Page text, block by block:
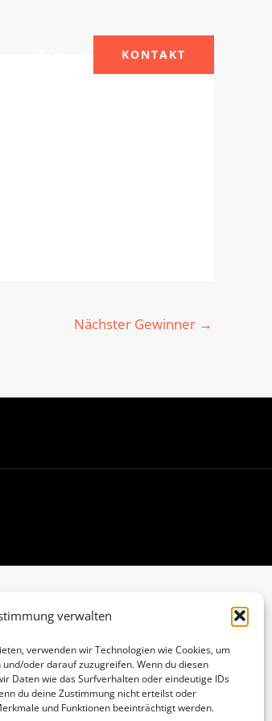
verwalten
verwenden wir Technologien wie Cookies, um
oder darauf zuzugreifen. Wenn du diesen
Daten wie das Surfverhalten oder eindeutige IDs
du deine Zustimmung nicht erteilst oder
und Funktionen beeinträchtigt werden.
KONTAKT
Nächster Gewinner →